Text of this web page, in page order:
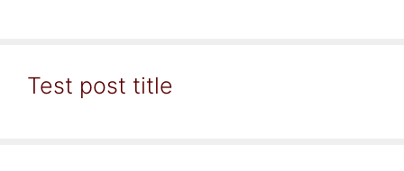
Test post title